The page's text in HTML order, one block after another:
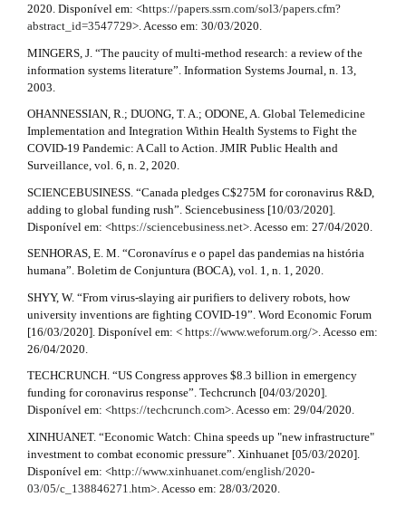
2020. Disponível em: <https://papers.ssrn.com/sol3/papers.cfm?
abstract_id=3547729>. Acesso em: 30/03/2020.
MINGERS, J. “The paucity of multi-method research: a review of the
information systems literature”. Information Systems Journal, n. 13,
2003.
OHANNESSIAN, R.; DUONG, T. A.; ODONE, A. Global Telemedicine
Implementation and Integration Within Health Systems to Fight the
COVID-19 Pandemic: A Call to Action. JMIR Public Health and
Surveillance, vol. 6, n. 2, 2020.
SCIENCEBUSINESS. “Canada pledges C$275M for coronavirus R&D,
adding to global funding rush”. Sciencebusiness [10/03/2020].
Disponível em: <https://sciencebusiness.net>. Acesso em: 27/04/2020.
SENHORAS, E. M. “Coronavírus e o papel das pandemias na história
humana”. Boletim de Conjuntura (BOCA), vol. 1, n. 1, 2020.
SHYY, W. “From virus-slaying air purifiers to delivery robots, how
university inventions are fighting COVID-19”. Word Economic Forum
[16/03/2020]. Disponível em: < https://www.weforum.org/>. Acesso em:
26/04/2020.
TECHCRUNCH. “US Congress approves $8.3 billion in emergency
funding for coronavirus response”. Techcrunch [04/03/2020].
Disponível em: <https://techcrunch.com>. Acesso em: 29/04/2020.
XINHUANET. “Economic Watch: China speeds up "new infrastructure"
investment to combat economic pressure”. Xinhuanet [05/03/2020].
Disponível em: <http://www.xinhuanet.com/english/2020-
03/05/c_138846271.htm>. Acesso em: 28/03/2020.